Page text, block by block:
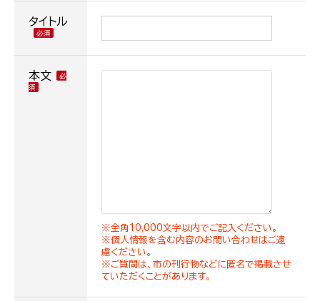
タイトル
本文
※全角10,000文字以内でご記入ください。
※個人情報を含む内容のお問い合わせはご遠
慮ください。
※ご質問は、市の刊行物などに匿名で掲載させ
ていただくことがあります。